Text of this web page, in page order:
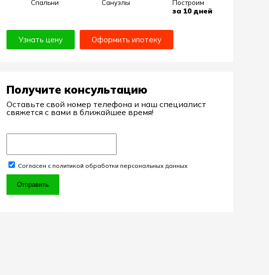
Спальни Санузлы Построим
за 10 дней
Узнать цену Оформить ипотеку
Получите консультацию
Оставьте свой номер телефона и наш специалист
свяжется с вами в ближайшее время!
Согласен с политикой обработки персональных данных
Отправить